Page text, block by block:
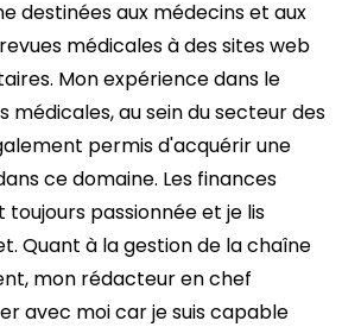
destinées aux médecins et aux
médicales à des sites web
Mon expérience dans le
médicales, au sein du secteur des
permis d'acquérir une
ce domaine. Les finances
passionnée et je lis
Quant à la gestion de la chaîne
mon rédacteur en chef
avec moi car je suis capable